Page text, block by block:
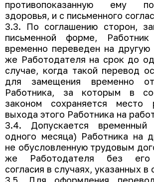
противопоказанную ему
здоровья, и с письменного
3.3. По соглашению сторон,
письменной форме,
временно переведен на другую
же Работодателя на срок до
случае, когда такой перевод
для замещения временно
Работника, за которым в
законом сохраняется
выхода этого Работника на
3.4. Допускается
одного месяца) Работника на
не обусловленную трудовым
же Работодателя без его
согласия в случаях, указанных